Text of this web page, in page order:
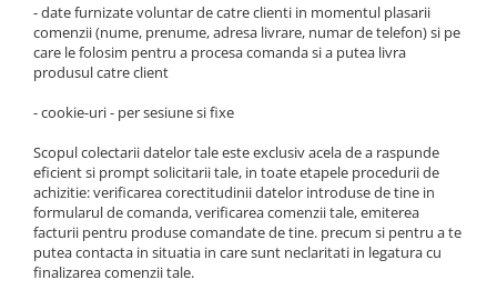
- date furnizate voluntar de catre clienti in momentul plasarii
comenzii (nume, prenume, adresa livrare, numar de telefon) si pe
care le folosim pentru a procesa comanda si a putea livra
produsul catre client
- cookie-uri - per sesiune si fixe
Scopul colectarii datelor tale este exclusiv acela de a raspunde
eficient si prompt solicitarii tale, in toate etapele procedurii de
achizitie: verificarea corectitudinii datelor introduse de tine in
formularul de comanda, verificarea comenzii tale, emiterea
facturii pentru produse comandate de tine. precum si pentru a te
putea contacta in situatia in care sunt neclaritati in legatura cu
finalizarea comenzii tale.